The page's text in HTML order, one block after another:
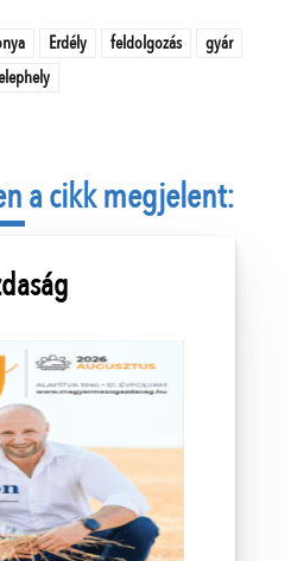
Erdély feldolgozás
gyár
a cikk megjelent: